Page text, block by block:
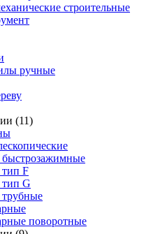
строительные
ручные
(11)
F
G
поворотные